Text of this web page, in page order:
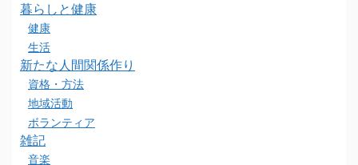
暮らしと健康
健康
生活
新たな人間関係作り
資格・方法
地域活動
ボランティア
雑記
音楽